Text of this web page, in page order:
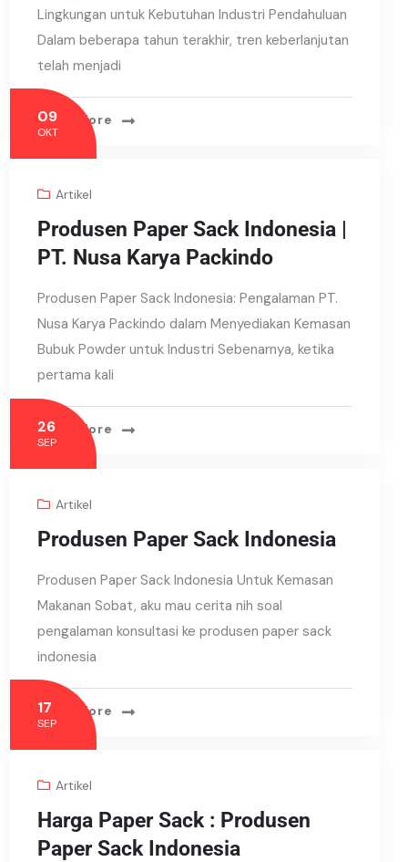
Lingkungan untuk Kebutuhan Industri Pendahuluan
Dalam beberapa tahun terakhir, tren keberlanjutan
telah menjadi
Read More
09
OKT
Artikel
Produsen Paper Sack Indonesia |
PT. Nusa Karya Packindo
Produsen Paper Sack Indonesia: Pengalaman PT.
Nusa Karya Packindo dalam Menyediakan Kemasan
Bubuk Powder untuk Industri Sebenarnya, ketika
pertama kali
Read More
26
SEP
Artikel
Produsen Paper Sack Indonesia
Produsen Paper Sack Indonesia Untuk Kemasan
Makanan Sobat, aku mau cerita nih soal
pengalaman konsultasi ke produsen paper sack
indonesia
Read More
17
SEP
Artikel
Harga Paper Sack : Produsen
Paper Sack Indonesia